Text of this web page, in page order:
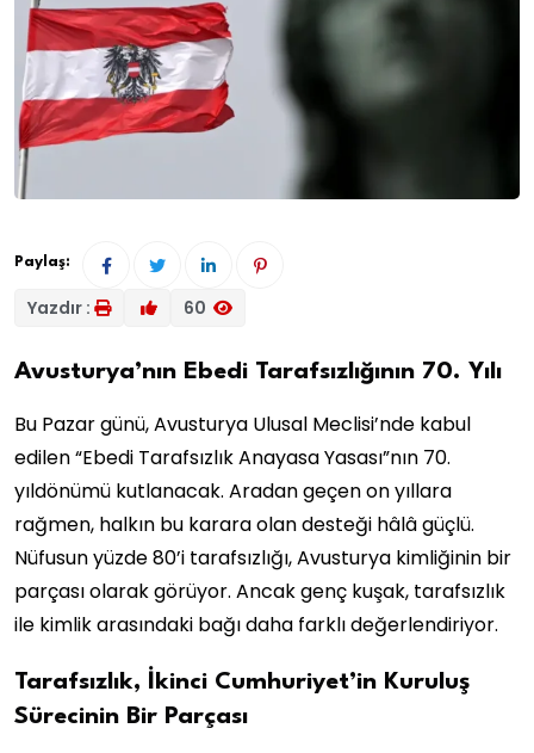
Paylaş:
Yazdır : 60
Avusturya’nın Ebedi Tarafsızlığının 70. Yılı
Bu Pazar günü, Avusturya Ulusal Meclisi’nde kabul
edilen “Ebedi Tarafsızlık Anayasa Yasası”nın 70.
yıldönümü kutlanacak. Aradan geçen on yıllara
rağmen, halkın bu karara olan desteği hâlâ güçlü.
Nüfusun yüzde 80’i tarafsızlığı, Avusturya kimliğinin bir
parçası olarak görüyor. Ancak genç kuşak, tarafsızlık
ile kimlik arasındaki bağı daha farklı değerlendiriyor.
Tarafsızlık, İkinci Cumhuriyet’in Kuruluş
Sürecinin Bir Parçası